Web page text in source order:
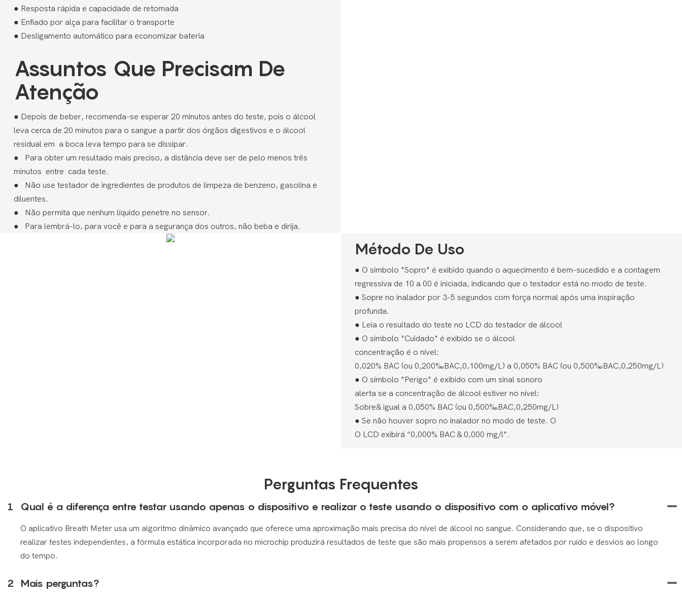
● Resposta rápida e capacidade de retomada
● Enfiado por alça para facilitar o transporte
● Desligamento automático para economizar bateria
Assuntos Que Precisam De
Atenção
● Depois de beber, recomenda-se esperar 20 minutos antes do teste, pois o álcool
leva cerca de 20 minutos para o sangue a partir dos órgãos digestivos e o álcool
residual em a boca leva tempo para se dissipar.
●
Para obter um resultado mais preciso, a distância deve ser de pelo menos três
minutos entre cada teste.
●
Não use testador de ingredientes de produtos de limpeza de benzeno, gasolina e
diluentes.
●
Não permita que nenhum líquido penetre no sensor.
●
Para lembrá-lo, para você e para a segurança dos outros, não beba e dirija.
Método De Uso
● O símbolo "Sopro" é exibido quando o aquecimento é bem-sucedido e a contagem
regressiva de 10 a 00 é iniciada, indicando que o testador está no modo de teste.
● Sopre no inalador por 3-5 segundos com força normal após uma inspiração
profunda.
● Leia o resultado do teste no LCD do testador de álcool
● O símbolo "Cuidado" é exibido se o álcool
concentração é o nível:
0,020% BAC (ou 0,200‰BAC,0,100mg/L) a 0,050% BAC (ou 0,500‰BAC,0,250mg/L)
● O símbolo "Perigo" é exibido com um sinal sonoro
alerta se a concentração de álcool estiver no nível:
Sobre& igual a 0,050% BAC (ou 0,500‰BAC,0,250mg/L)
● Se não houver sopro no inalador no modo de teste. O
O LCD exibirá “0,000% BAC & 0,000 mg/l".
Perguntas Frequentes
1 Qual é a diferença entre testar usando apenas o dispositivo e realizar o teste usando o dispositivo com o aplicativo móvel?
O aplicativo Breath Meter usa um algoritmo dinâmico avançado que oferece uma aproximação mais precisa do nível de álcool no sangue. Considerando que, se o dispositivo
realizar testes independentes, a fórmula estática incorporada no microchip produzirá resultados de teste que são mais propensos a serem afetados por ruído e desvios ao longo
do tempo.
2 Mais perguntas?